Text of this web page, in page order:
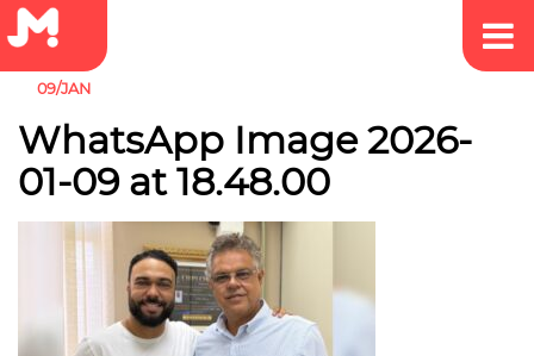
09/JAN
WhatsApp Image 2026-
01-09 at 18.48.00